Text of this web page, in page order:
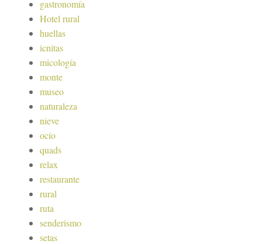
gastronomía
Hotel rural
huellas
icnitas
micología
monte
museo
naturaleza
nieve
ocio
quads
relax
restaurante
rural
ruta
senderismo
setas